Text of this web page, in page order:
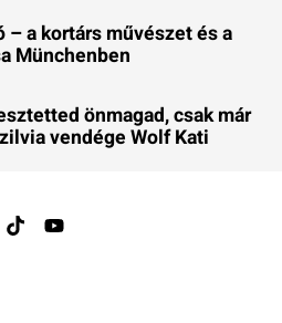
– a kortárs művészet és a
Münchenben
önmagad, csak már
vendége Wolf Kati